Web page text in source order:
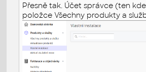
Přesně tak. Účet správce (ten
položce Všechny produkty a